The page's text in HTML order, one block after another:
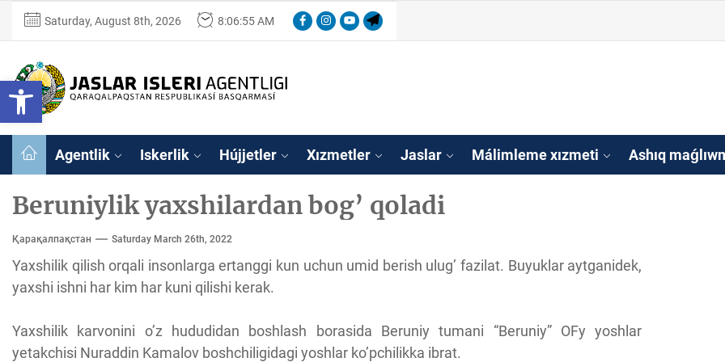
Open toolbar
content
Saturday, August 8th, 2026 8:06:56 AM FacebookInstagram
YoutubeTelegram
Qaraqalpaqstan
Respublikası
Ózbekstan jaslar isleri agentligi
Agentlik Iskerlik Hújjetler Xızmetler Jaslar Málimleme xızmeti Ashıq
Beruniylik yaxshilardan bog’ qoladi
Қарақалпақстан Saturday March 26th, 2022
Yaxshilik qilish orqali insonlarga ertanggi kun uchun umid berish ulug’ fazilat. Buyuklar aytganidek,
yaxshi ishni har kim har kuni qilishi kerak.
Yaxshilik karvonini o’z hududidan boshlash borasida Beruniy tumani “Beruniy” OFy yoshlar
yetakchisi Nuraddin Kamalov boshchiligidagi yoshlar ko’pchilikka ibrat.